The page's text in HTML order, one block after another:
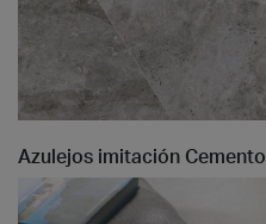
Azulejos imitación Cemento